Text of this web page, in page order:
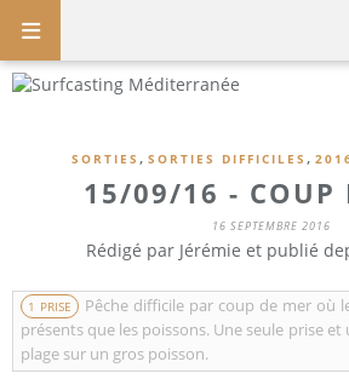
SORTIES , SORTIES DIFFICILES ,
15/09/16 - COUP
16 SEPTEMBRE 2016
Rédigé par Jérémie et publié
1 PRISE
Pêche difficile par coup de mer où
présents que les poissons. Une seule prise
plage sur un gros poisson.